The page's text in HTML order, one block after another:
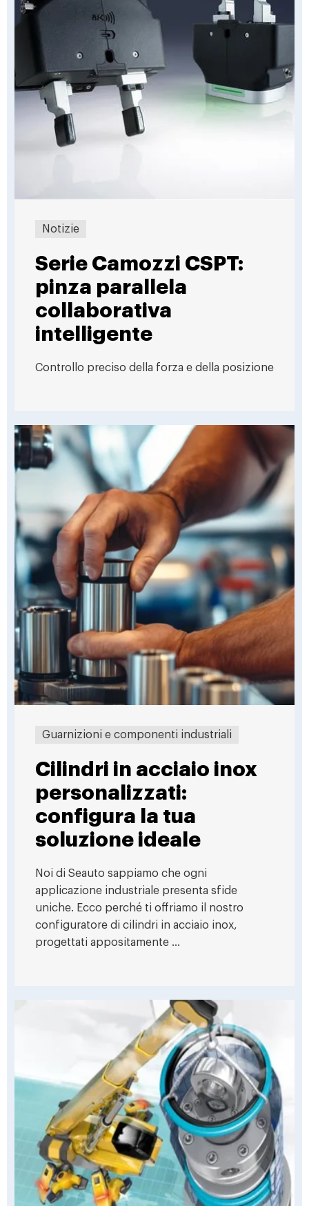
Notizie
Serie Camozzi CSPT:
pinza parallela
collaborativa
intelligente
Controllo preciso della forza e della posizione
Guarnizioni e componenti industriali
Cilindri in acciaio inox
personalizzati:
configura la tua
soluzione ideale
Noi di Seauto sappiamo che ogni
applicazione industriale presenta sfide
uniche. Ecco perché ti offriamo il nostro
configuratore di cilindri in acciaio inox,
progettati appositamente ...